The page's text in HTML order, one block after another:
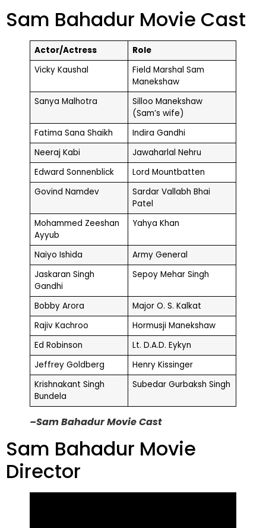
Sam Bahadur Movie Cast
Actor/Actress
Role
Vicky Kaushal
Field Marshal Sam
Manekshaw
Sanya Malhotra
Silloo Manekshaw
(Sam’s wife)
Fatima Sana Shaikh
Indira Gandhi
Neeraj Kabi
Jawaharlal Nehru
Edward Sonnenblick
Lord Mountbatten
Govind Namdev
Sardar Vallabh Bhai
Patel
Mohammed Zeeshan
Ayyub
Yahya Khan
Naiyo Ishida
Army General
Jaskaran Singh
Gandhi
Sepoy Mehar Singh
Bobby Arora
Major O. S. Kalkat
Rajiv Kachroo
Hormusji Manekshaw
Ed Robinson
Lt. D.A.D. Eykyn
Jeffrey Goldberg
Henry Kissinger
Krishnakant Singh
Bundela
Subedar Gurbaksh Singh
–Sam Bahadur Movie Cast
Sam Bahadur Movie
Director